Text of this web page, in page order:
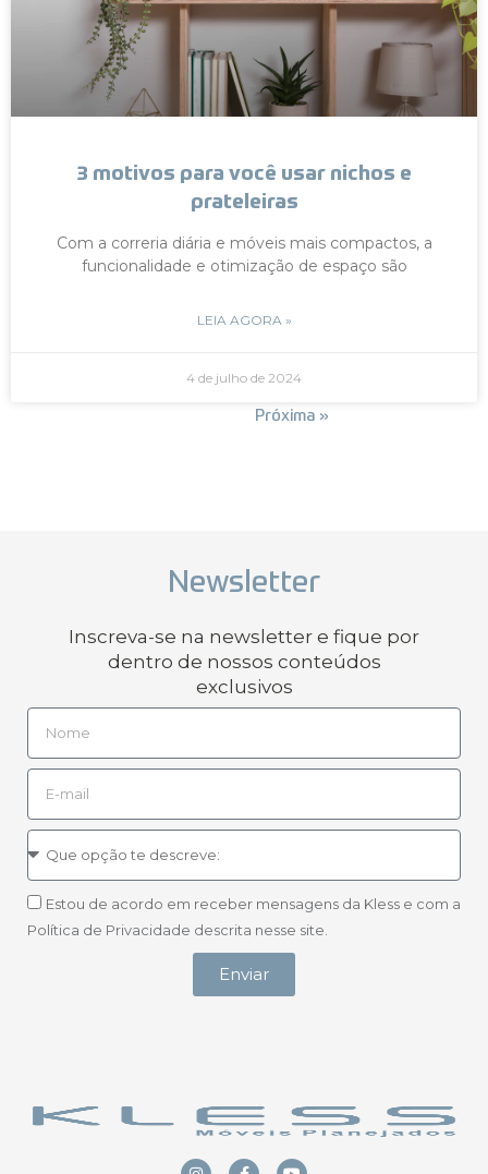
3 motivos para você usar nichos e
prateleiras
Com a correria diária e móveis mais compactos, a
funcionalidade e otimização de espaço são
LEIA AGORA »
4 de julho de 2024
Próxima »
Newsletter
Inscreva-se na newsletter e fique por
dentro de nossos conteúdos
exclusivos
Estou de acordo em receber mensagens da Kless e com a
Política de Privacidade descrita nesse site.
Enviar